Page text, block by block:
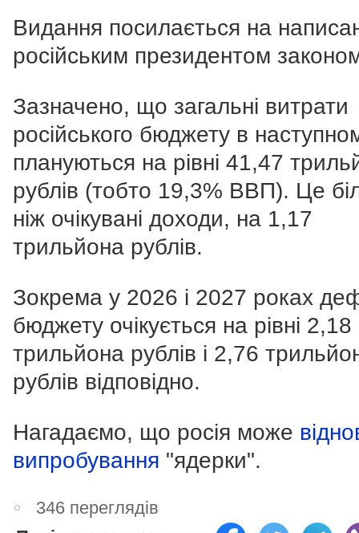
Видання посилається на
російським президентом
Зазначено, що загальні витрати
російського бюджету в
плануються на рівні 41,47
рублів (тобто 19,3% ВВП). Це
ніж очікувані доходи, на 1,17
трильйона рублів.
Зокрема у 2026 і 2027 роках
бюджету очікується на рівні 2,18
трильйона рублів і 2,76
рублів відповідно.
Нагадаємо, що росія може
випробування "ядерки".
346 переглядів